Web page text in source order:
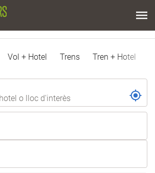
Vol + Hotel Trens Tren + Hotel